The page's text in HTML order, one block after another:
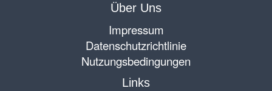
Über Uns
Impressum
Datenschutzrichtlinie
Nutzungsbedingungen
Links